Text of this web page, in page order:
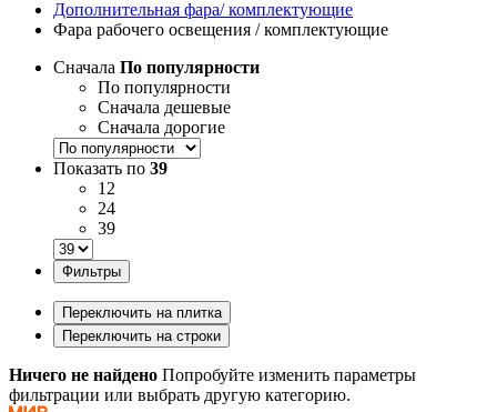
Дополнительная фара/ комплектующие
Фара рабочего освещения / комплектующие
Сначала По популярности
По популярности
Сначала дешевые
Сначала дорогие
Показать по 39
12
24
39
Фильтры
Переключить на плитка
Переключить на строки
Ничего не найдено Попробуйте изменить параметры
фильтрации или выбрать другую категорию.